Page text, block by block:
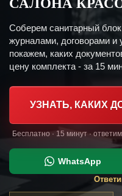
Соберем санитарный
журналами, договорами
покажем, каких
цену комплекта - за 15
УЗНАТЬ, КАКИХ
Бесплатно · 15 минут ·
WhatsApp